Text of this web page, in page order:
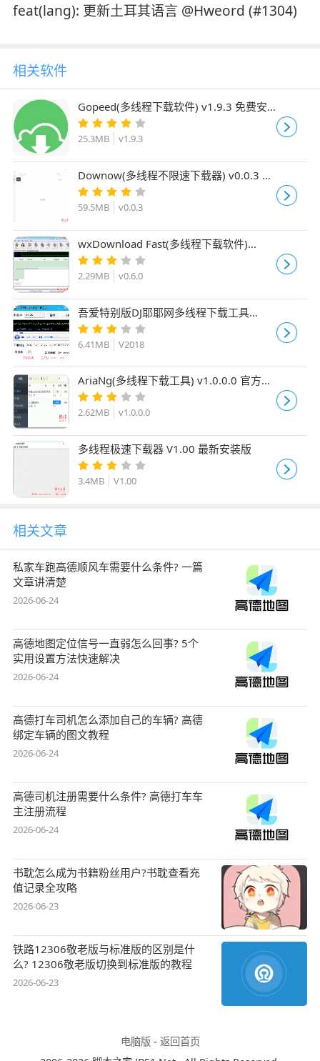
feat(lang): 更新土耳其语言 @Hweord (#1304)
相关软件
Gopeed(多线程下载软件) v1.9.3 免费安
装版
25.3MB v1.9.3
Downow(多线程不限速下载器) v0.0.3 免
费安装版
59.5MB v0.0.3
wxDownload Fast(多线程下载软件)
v0.6.0 免费绿色版
2.29MB v0.6.0
吾爱特别版DJ耶耶网多线程下载工具
V2018 免费绿色版
6.41MB V2018
AriaNg(多线程下载工具) v1.0.0.0 官方安
装版
2.62MB v1.0.0.0
多线程极速下载器 V1.00 最新安装版
3.4MB V1.00
相关文章
私家车跑高德顺风车需要什么条件? 一篇
文章讲清楚
2026-06-24
高德地图定位信号一直弱怎么回事? 5个
实用设置方法快速解决
2026-06-24
高德打车司机怎么添加自己的车辆? 高德
绑定车辆的图文教程
2026-06-24
高德司机注册需要什么条件? 高德打车车
主注册流程
2026-06-24
书耽怎么成为书籍粉丝用户?书耽查看充
值记录全攻略
2026-06-23
铁路12306敬老版与标准版的区别是什
么? 12306敬老版切换到标准版的教程
2026-06-23
电脑版- 返回首页